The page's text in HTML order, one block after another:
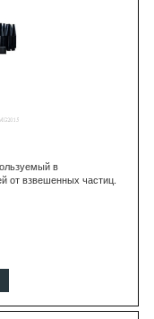
в
от взвешенных частиц.